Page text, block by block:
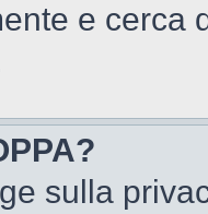
e cerca
sulla